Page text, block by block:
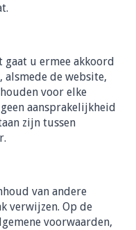
gaat u ermee akkoord
de website,
voor elke
aansprakelijkheid
zijn tussen
van andere
verwijzen. Op de
voorwaarden,